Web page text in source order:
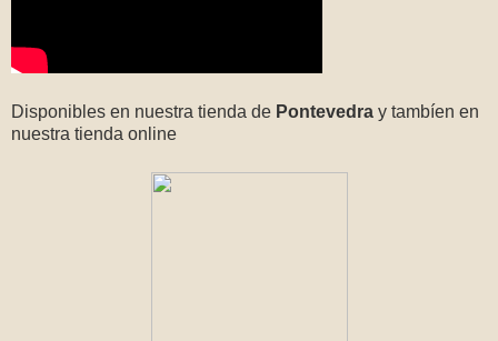
Disponibles en nuestra tienda de Pontevedra y tambíen en
nuestra tienda online